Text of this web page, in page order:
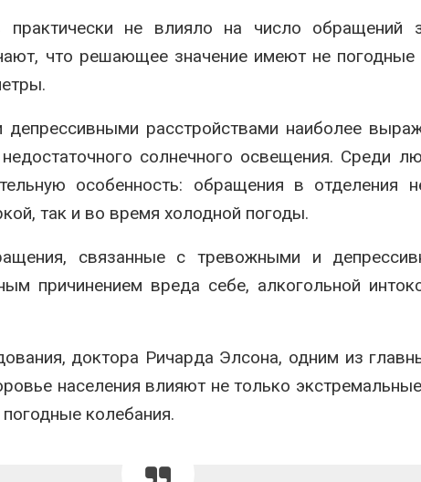
не влияло на число обращений
что решающее значение имеют не погодные
расстройствами наиболее
солнечного освещения. Среди
особенность: обращения в отделения
так и во время холодной погоды.
связанные с тревожными и
причинением вреда себе, алкогольной
доктора Ричарда Элсона, одним из
населения влияют не только
колебания.